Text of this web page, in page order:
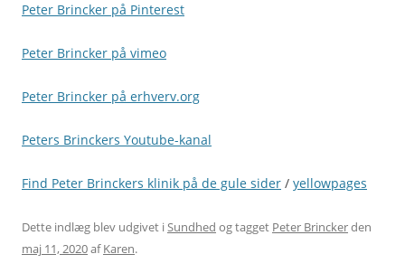
Peter Brincker på Pinterest
Peter Brincker på vimeo
Peter Brincker på erhverv.org
Peters Brinckers Youtube-kanal
Find Peter Brinckers klinik på de gule sider / yellowpages
Dette indlæg blev udgivet iSundhed og tagget Peter Brinckerden
maj 11, 2020afKaren.